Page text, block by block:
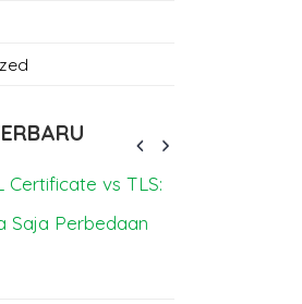
Certificate vs TLS:
Saja Perbedaan